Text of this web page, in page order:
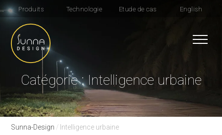
Produits Technologie Etude de cas English
Catégorie : Intelligence urbaine
Sunna-Design / Intelligence urbaine